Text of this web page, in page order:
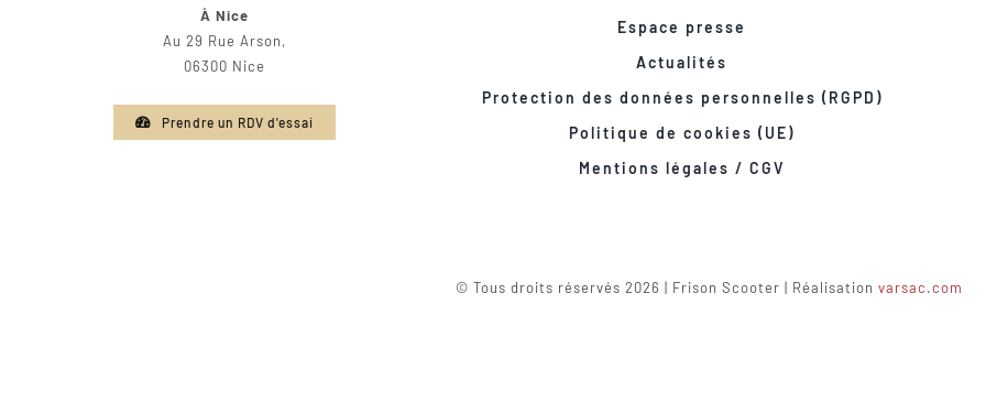
À Nice
Au 29 Rue Arson,
06300 Nice
Prendre un RDV d'essai
Espace presse
Actualités
Protection des données personnelles (RGPD)
Politique de cookies (UE)
Mentions légales / CGV
© Tous droits réservés 2026 | Frison Scooter | Réalisation varsac.com